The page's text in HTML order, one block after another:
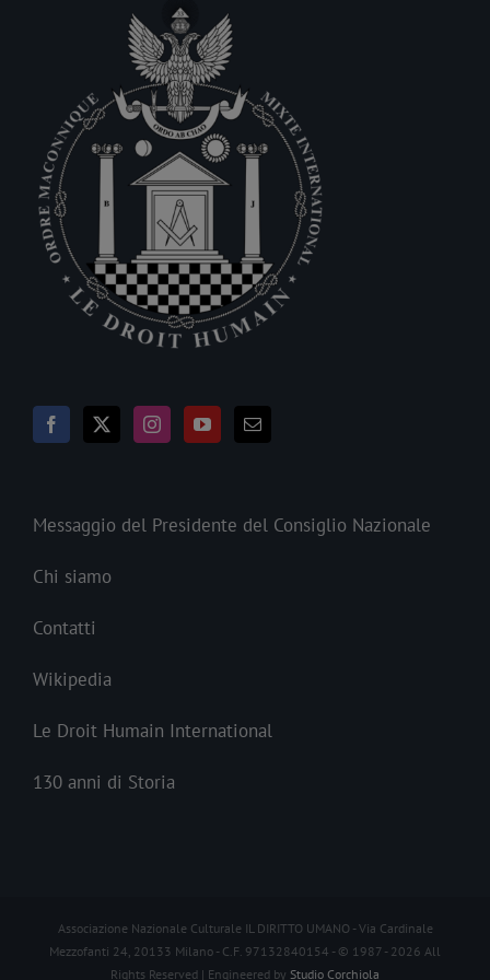
Messaggio del Presidente del Consiglio Nazionale
Chi siamo
Contatti
Wikipedia
Le Droit Humain International
130 anni di Storia
Associazione Nazionale Culturale IL DIRITTO UMANO - Via Cardinale
Mezzofanti 24, 20133 Milano - C.F. 97132840154 - © 1987 - 2026 All
Rights Reserved | Engineered by Studio Corchiola